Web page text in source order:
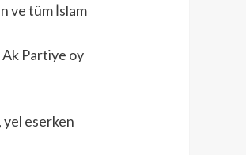
ve tüm İslam
Ak Partiye oy
yel eserken